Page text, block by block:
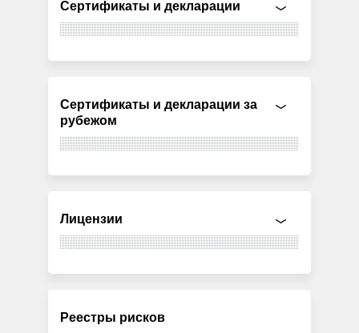
Сертификаты и декларации
Сертификаты и декларации за
рубежом
Лицензии
Реестры рисков